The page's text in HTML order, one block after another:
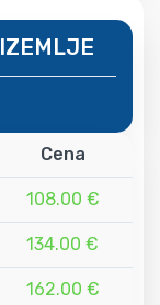
Cena
108.00 €
134.00 €
162.00 €